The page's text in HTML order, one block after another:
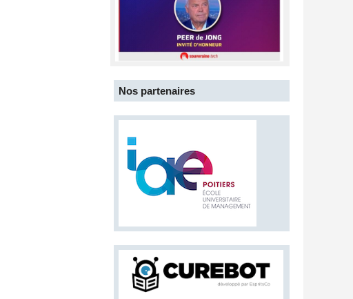
Nos partenaires